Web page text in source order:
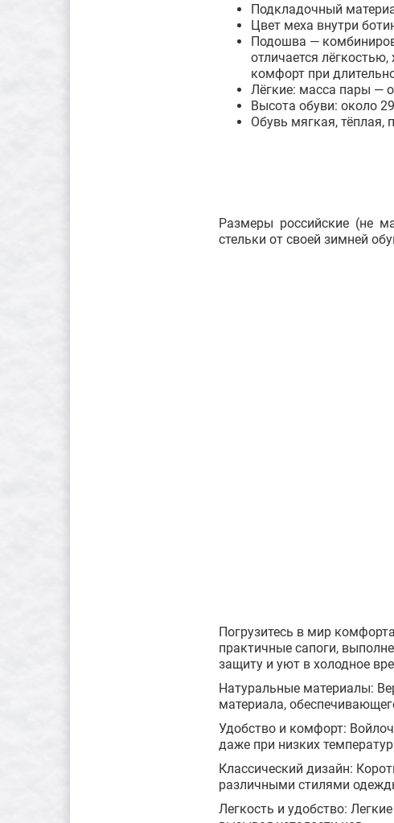
Подкладочный
Цвет меха внутри
Подошва —
отличается
комфорт при
Лёгкие: масса пары —
Высота обуви: около
Обувь мягкая, тёплая,
Размеры российские (не
стельки от своей зимней
Погрузитесь в мир
практичные сапоги,
защиту и уют в холодное
Натуральные материалы:
материала,
Удобство и комфорт:
даже при низких
Классический дизайн:
различными стилями
Легкость и удобство: